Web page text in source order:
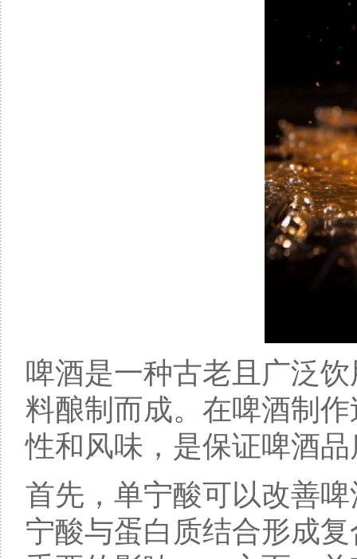
啤酒是一种古老且广泛
料酿制而成。在啤酒制
性和风味，是保证啤酒
首先，单宁酸可以改善
宁酸与蛋白质结合形成